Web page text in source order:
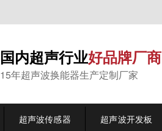
国内超声行业好品牌厂商
15年超声波换能器生产定制厂家
超声波传感器 超声波开发板